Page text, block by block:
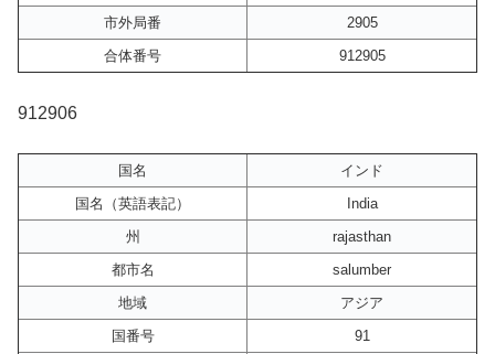
市外局番
2905
合体番号
912905
912906
国名
インド
国名（英語表記）
India
州
rajasthan
都市名
salumber
地域
アジア
国番号
91